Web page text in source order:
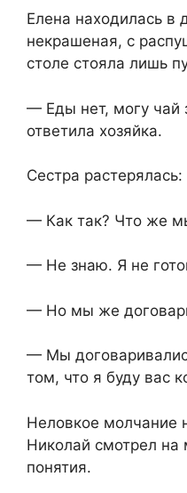
Елена находилась в
некрашеная, с
столе стояла лишь
— Еды нет, могу чай
ответила хозяйка.
Сестра растерялась:
— Как так? Что же
— Не знаю. Я не
— Но мы же
— Мы
том, что я буду вас
Неловкое молчание
Николай смотрел на
понятия.